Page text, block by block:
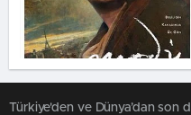
Türkiye'den ve Dünya’dan son